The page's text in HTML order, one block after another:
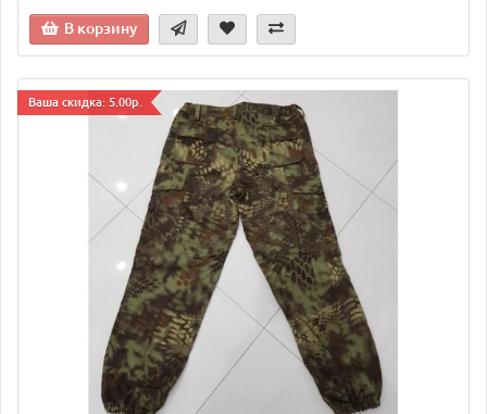
В корзину
Ваша скидка: 5.00р.